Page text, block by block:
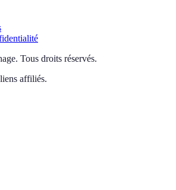
. Tous droits réservés.
affiliés.